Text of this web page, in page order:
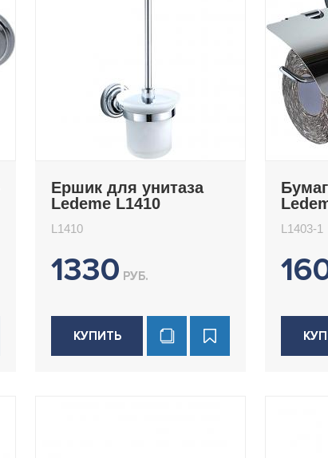
Ершик для унитаза
Ledeme L1410
L1410
1330 РУБ.
КУПИТЬ
L1403-1